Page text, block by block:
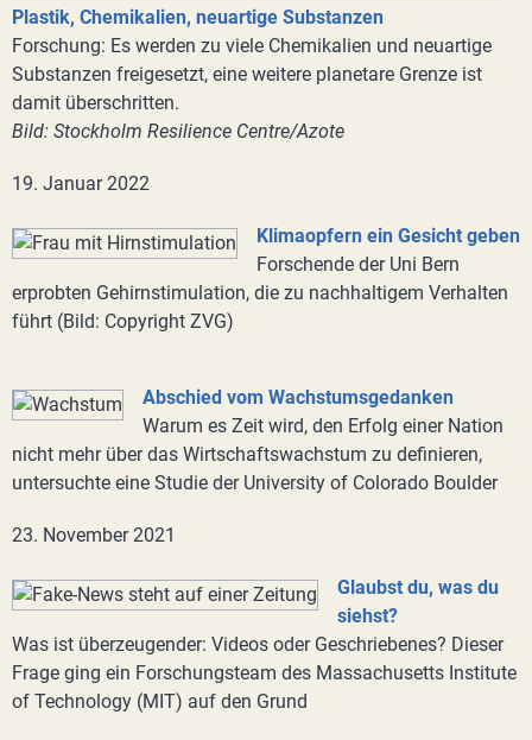
Plastik, Chemikalien, neuartige Substanzen
Forschung: Es werden zu viele Chemikalien und neuartige
Substanzen freigesetzt, eine weitere planetare Grenze ist
damit überschritten.
Bild: Stockholm Resilience Centre/Azote
19. Januar 2022
Klimaopfern ein Gesicht geben
Forschende der Uni Bern
erprobten Gehirnstimulation, die zu nachhaltigem Verhalten
führt (Bild: Copyright ZVG)
Abschied vom Wachstumsgedanken
Warum es Zeit wird, den Erfolg einer Nation
nicht mehr über das Wirtschaftswachstum zu definieren,
untersuchte eine Studie der University of Colorado Boulder
23. November 2021
Glaubst du, was du
siehst?
Was ist überzeugender: Videos oder Geschriebenes? Dieser
Frage ging ein Forschungsteam des Massachusetts Institute
of Technology (MIT) auf den Grund